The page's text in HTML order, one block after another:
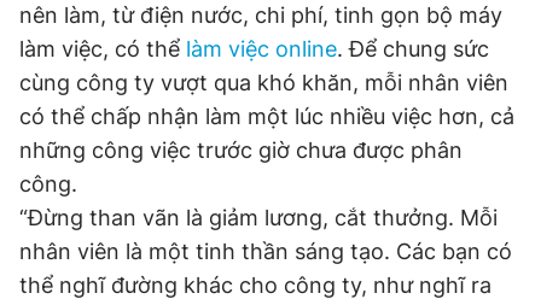
nên làm, từ điện nước, chi phí, tinh gọn bộ máy
làm việc, có thể làm việc online. Để chung sức
cùng công ty vượt qua khó khăn, mỗi nhân viên
có thể chấp nhận làm một lúc nhiều việc hơn, cả
những công việc trước giờ chưa được phân
công.
“Đừng than vãn là giảm lương, cắt thưởng. Mỗi
nhân viên là một tinh thần sáng tạo. Các bạn có
thể nghĩ đường khác cho công ty, như nghĩ ra